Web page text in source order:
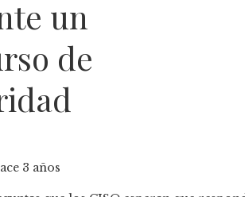
un
de
3 años